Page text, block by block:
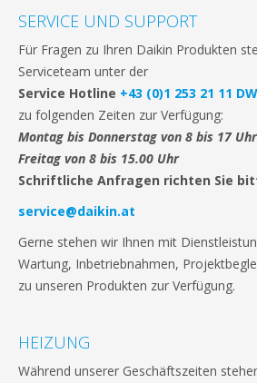
SERVICE UND SUPPORT
Für Fragen zu Ihren Daikin Produkten
Serviceteam unter der
Service Hotline +43 (0)1 253 21 11
zu folgenden Zeiten zur Verfügung:
Montag bis Donnerstag von 8 bis 17 Uhr
Freitag von 8 bis 15.00 Uhr
Schriftliche Anfragen richten Sie
service@daikin.at
Gerne stehen wir Ihnen mit
Wartung, Inbetriebnahmen,
zu unseren Produkten zur Verfügung.
HEIZUNG
Während unserer Geschäftszeiten